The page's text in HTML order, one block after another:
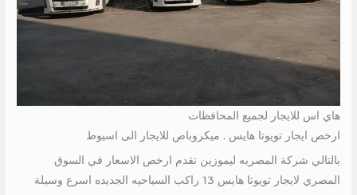
هاي اس للايجار لجميع المحافظات
ارخص ايجار تويوتا هايس . ميكروباص للايجار الى اسيوط
بالتالي شركة المصريه ليموزين تقدم ارخص الاسعار في السوق
المصري لايجار تويوتا هايس 13 راكب السياحيه الجديده اسرع وسيلة